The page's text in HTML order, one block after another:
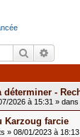
Rechercher
déterminer -
2026 à 15:31 » dans
Karzoug farcie
» 08/01/2023 à 18:13